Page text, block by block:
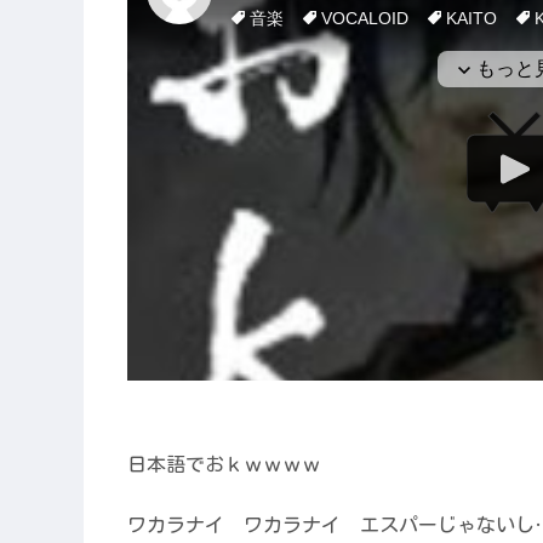
日本語でおｋｗｗｗｗ
ワカラナイ ワカラナイ エスパーじゃない